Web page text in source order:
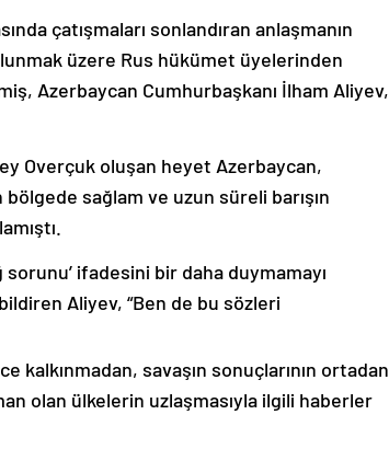
çatışmaları sonlandıran anlaşmanın
üzere Rus hükümet üyelerinden
Azerbaycan Cumhurbaşkanı İlham Aliyev,
Overçuk oluşan heyet Azerbaycan,
bölgede sağlam ve uzun süreli barışın
sorunu’ ifadesini bir daha duymamayı
Aliyev, “Ben de bu sözleri
kalkınmadan, savaşın sonuçlarının ortadan
olan ülkelerin uzlaşmasıyla ilgili haberler